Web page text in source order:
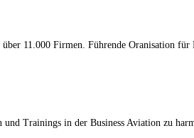
11.000 Firmen. Führende Oranisation
Trainings in der Business Aviation zu